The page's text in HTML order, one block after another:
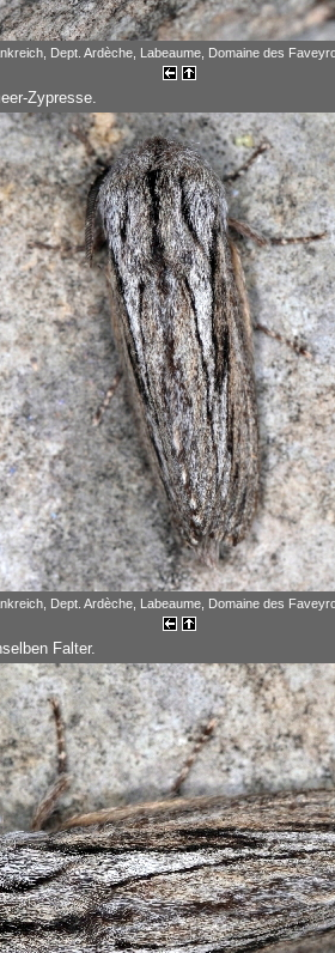
Dept. Ardèche, Labeaume, Domaine des
Zypresse.
Dept. Ardèche, Labeaume, Domaine des
Falter.